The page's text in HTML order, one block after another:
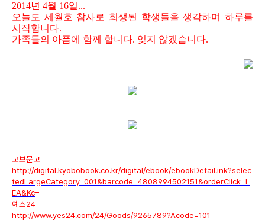
2014년 4월 16일...
오늘도 세월호 참사로 희생된 학생들을 생각하며 하루를
시작합니다.
가족들의 아픔에 함께 합니다. 잊지 않겠습니다.
교보문고
http://digital.kyobobook.co.kr/digital/ebook/ebookDetail.ink?selec
tedLargeCategory=001&barcode=4808994502151&orderClick=L
EA&Kc=
예스24
http://www.yes24.com/24/Goods/9265789?Acode=101